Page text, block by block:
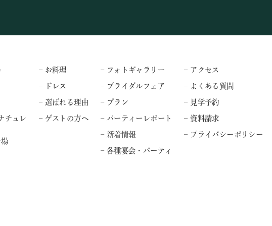
チュレ
– お料理
– ドレス
– 選ばれる理由
– ゲストの方へ
– フォトギャラリー
– ブライダルフェア
– プラン
– パーティーレポート
– 新着情報
– 各種宴会・パーティ
– アクセス
– よくある質問
– 見学予約
– 資料請求
– プライバシーポリシー